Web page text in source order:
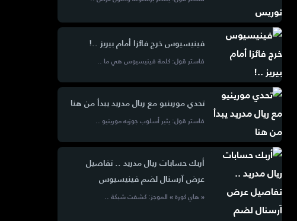
فينيسيوس خرج فائزا أمام بيريز ..!
فاستر قول: كلمة فينيسيوس هي ما ..
تحدي مورينيو مع ريال مدريد يبدأ من هنا
فاستر قول: يثير أسلوب جوزيه مورينيو ..
أربك حسابات ريال مدريد .. تفاصيل
عرض آرسنال لضم فينيسيوس
« هاي كورة » الموجز: كشفت شبكة ..